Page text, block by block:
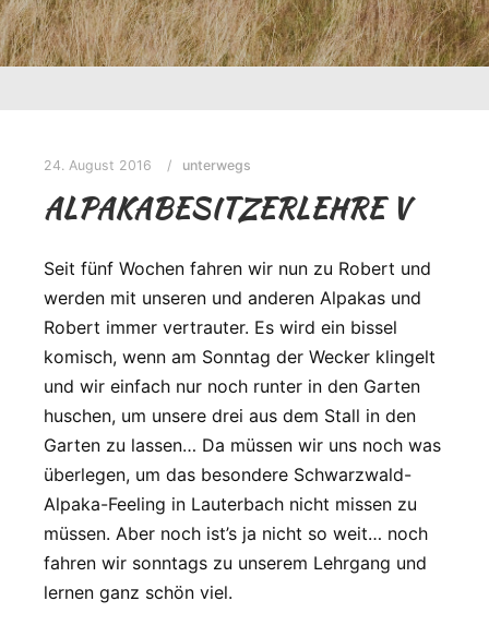
24. August 2016 unterwegs
ALPAKABESITZERLEHRE V
Seit fünf Wochen fahren wir nun zu Robert und
werden mit unseren und anderen Alpakas und
Robert immer vertrauter. Es wird ein bissel
komisch, wenn am Sonntag der Wecker klingelt
und wir einfach nur noch runter in den Garten
huschen, um unsere drei aus dem Stall in den
Garten zu lassen… Da müssen wir uns noch was
überlegen, um das besondere Schwarzwald-
Alpaka-Feeling in Lauterbach nicht missen zu
müssen. Aber noch ist’s ja nicht so weit… noch
fahren wir sonntags zu unserem Lehrgang und
lernen ganz schön viel.